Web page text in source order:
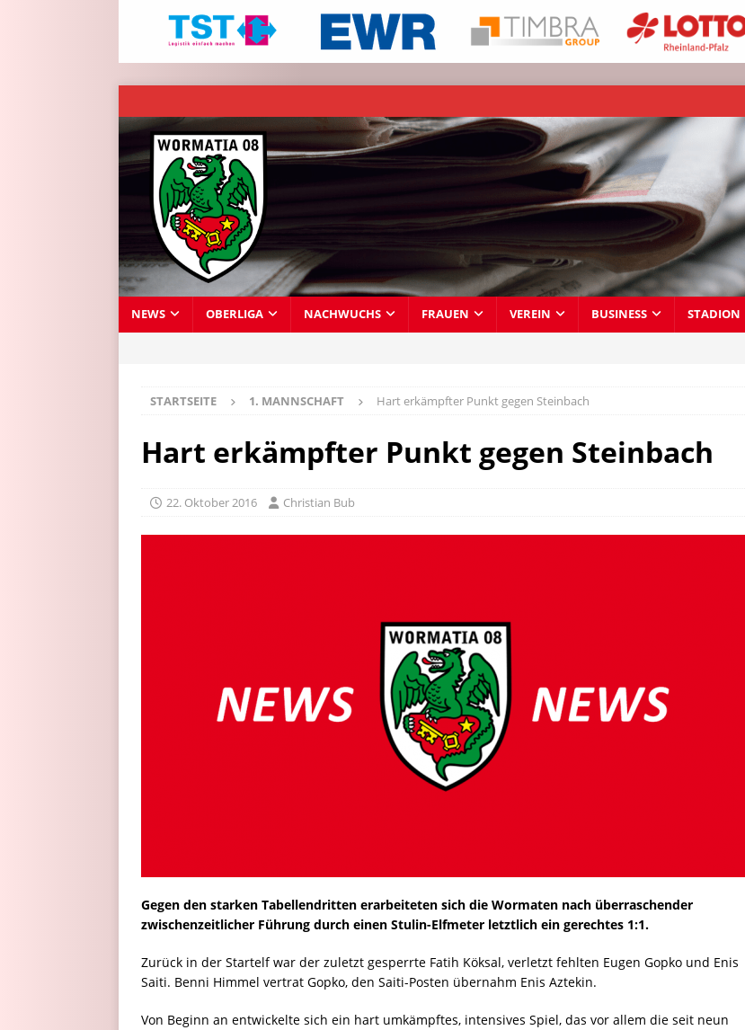
NEWS OBERLIGA NACHWUCHS FRAUEN VEREIN BUSINESS STADION
STARTSEITE 1. MANNSCHAFT Hart erkämpfter Punkt gegen Steinbach
Hart erkämpfter Punkt gegen Steinbach
22. Oktober 2016 Christian Bub
Gegen den starken Tabellendritten erarbeiteten sich die Wormaten nach überraschender
zwischenzeitlicher Führung durch einen Stulin-Elfmeter letztlich ein gerechtes 1:1.
Zurück in der Startelf war der zuletzt gesperrte Fatih Köksal, verletzt fehlten Eugen Gopko und Enis
Saiti. Benni Himmel vertrat Gopko, den Saiti-Posten übernahm Enis Aztekin.
Von Beginn an entwickelte sich ein hart umkämpftes, intensives Spiel, das vor allem die seit neun